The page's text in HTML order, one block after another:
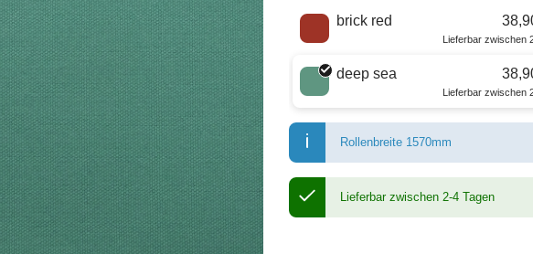
Wähle eine Farbe
brick red
Lieferbar zwischen
deep sea
Lieferbar zwischen
Rollenbreite 1570mm
Lieferbar zwischen 2-4 Tagen